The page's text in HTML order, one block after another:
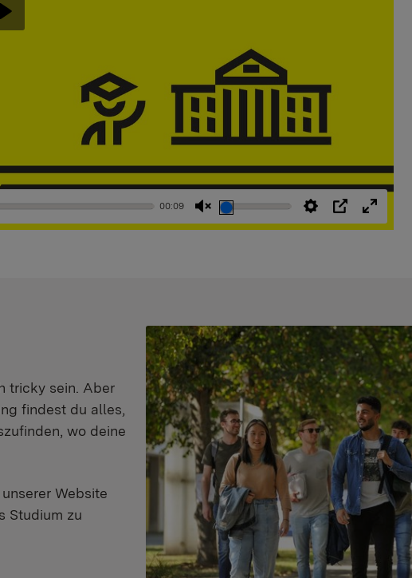
00:09
StummschaltungEinstellungen
PIP Vollbild
Abspielen
tricky sein. Aber
findest du alles,
wo deine
Website
Studium zu